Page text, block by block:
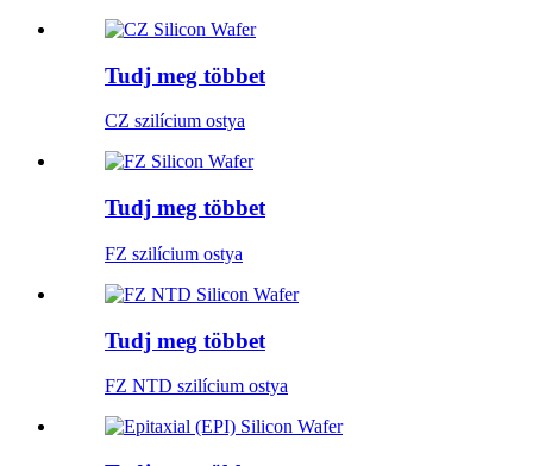
Tudj meg többet
CZ szilícium ostya
Tudj meg többet
FZ szilícium ostya
Tudj meg többet
FZ NTD szilícium ostya